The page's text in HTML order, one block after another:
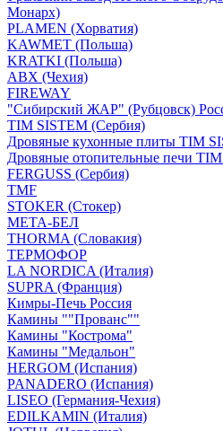
Монарх)
PLAMEN (Хорватия)
KAWMET (Польша)
KRATKI (Польша)
ABX (Чехия)
FIREWAY
"Сибирский ЖАР" (Рубцовск)
TIM SISTEM (Сербия)
Дровяные кухонные плиты TIM
Дровяные отопительные печи
FERGUSS (Сербия)
TMF
STOKER (Стокер)
МЕТА-БЕЛ
THORMA (Словакия)
ТЕРМОФОР
LA NORDICA (Италия)
SUPRA (Франция)
Кимры-Печь Россия
Камины ""Прованс""
Камины "Кострома"
Камины "Медальон"
HERGOM (Испания)
PANADERO (Испания)
LISEO (Германия-Чехия)
EDILKAMIN (Италия)